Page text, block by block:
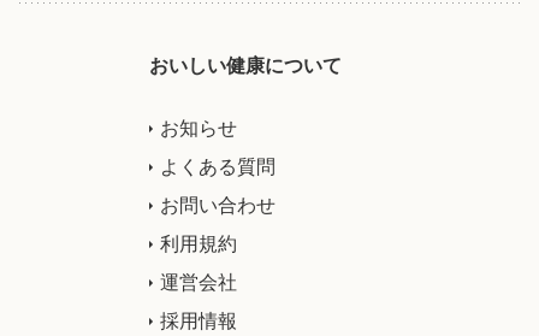
おいしい健康について
お知らせ
よくある質問
お問い合わせ
利用規約
運営会社
採用情報